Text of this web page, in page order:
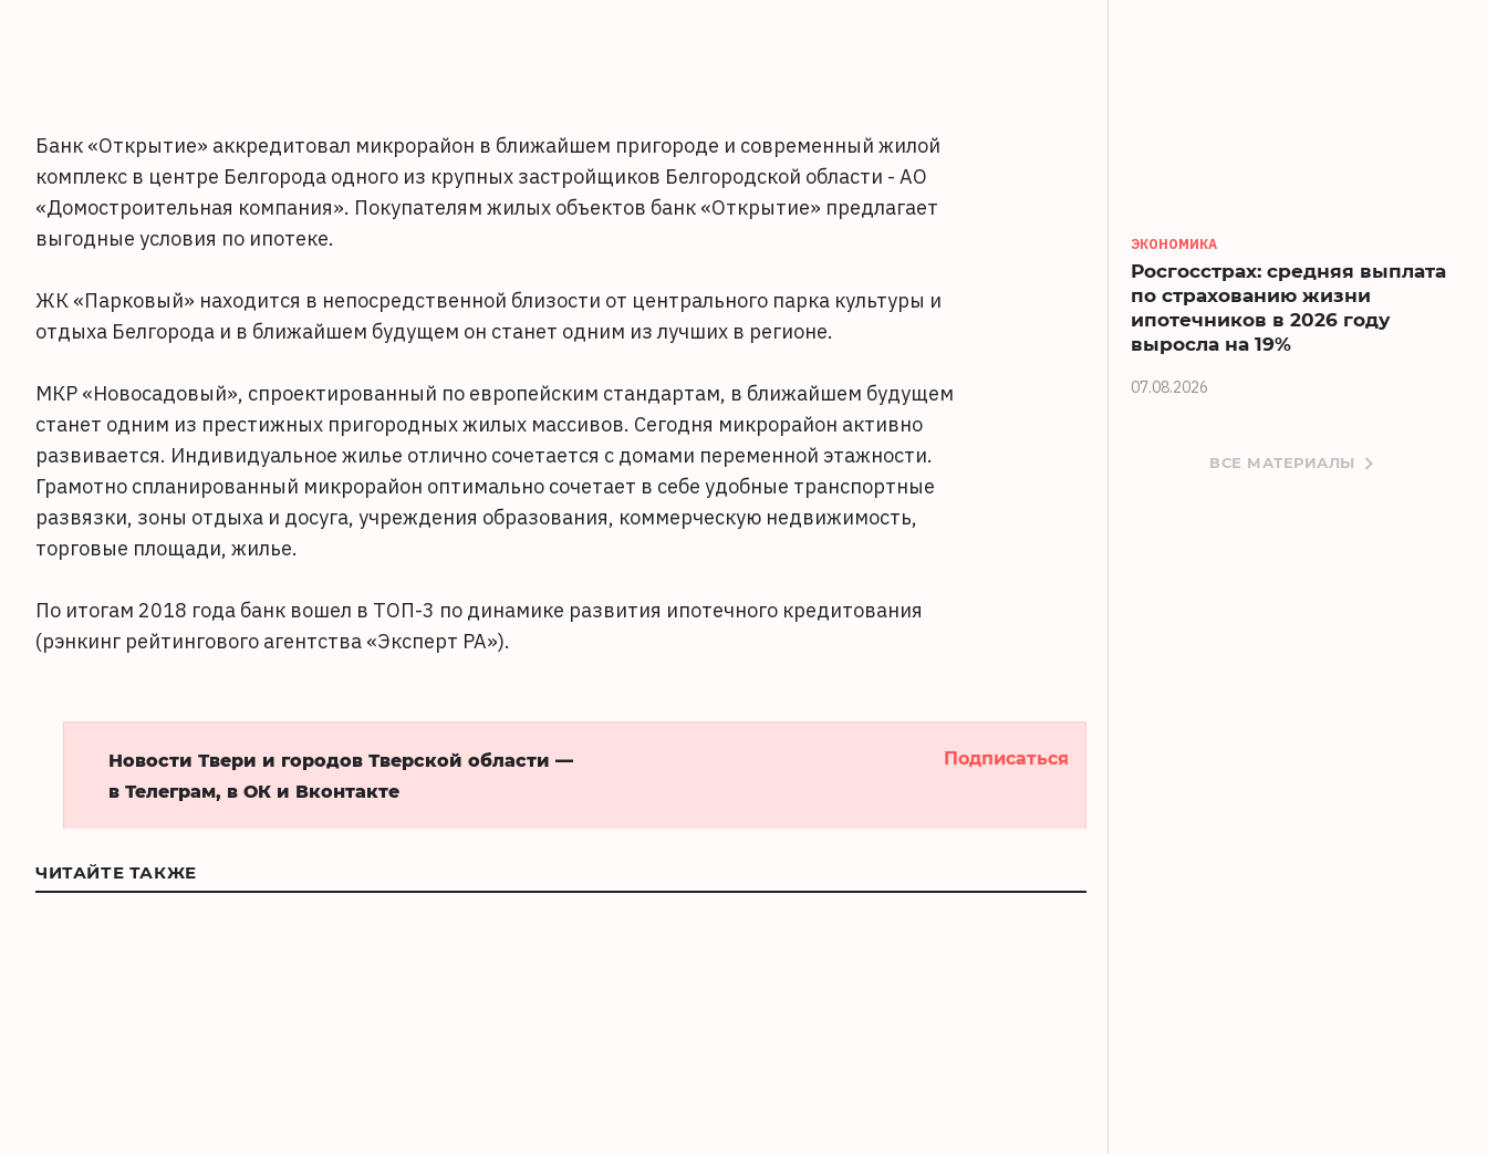
Банк «Открытие» аккредитовал микрорайон в ближайшем пригороде и современный жилой
комплекс в центре Белгорода одного из крупных застройщиков Белгородской области - АО
«Домостроительная компания». Покупателям жилых объектов банк «Открытие» предлагает
выгодные условия по ипотеке.
ЖК «Парковый» находится в непосредственной близости от центрального парка культуры и
отдыха Белгорода и в ближайшем будущем он станет одним из лучших в регионе.
МКР «Новосадовый», спроектированный по европейским стандартам, в ближайшем будущем
станет одним из престижных пригородных жилых массивов. Сегодня микрорайон активно
развивается. Индивидуальное жилье отлично сочетается с домами переменной этажности.
Грамотно спланированный микрорайон оптимально сочетает в себе удобные транспортные
развязки, зоны отдыха и досуга, учреждения образования, коммерческую недвижимость,
торговые площади, жилье.
По итогам 2018 года банк вошел в ТОП-3 по динамике развития ипотечного кредитования
(рэнкинг рейтингового агентства «Эксперт РА»).
Новости Твери и городов Тверской области —
в Телеграм, в ОК и Вконтакте
Подписаться
ЧИТАЙТЕ ТАКЖЕ
ЭКОНОМИКА
Росгосстрах: средняя выплата
по страхованию жизни
ипотечников в 2026 году
выросла на 19%
07.08.2026
ВСЕ МАТЕРИАЛЫ